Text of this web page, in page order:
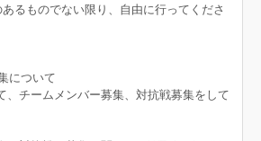
あるものでない限り、自由に行ってくださ
について
、チームメンバー募集、対抗戦募集をして